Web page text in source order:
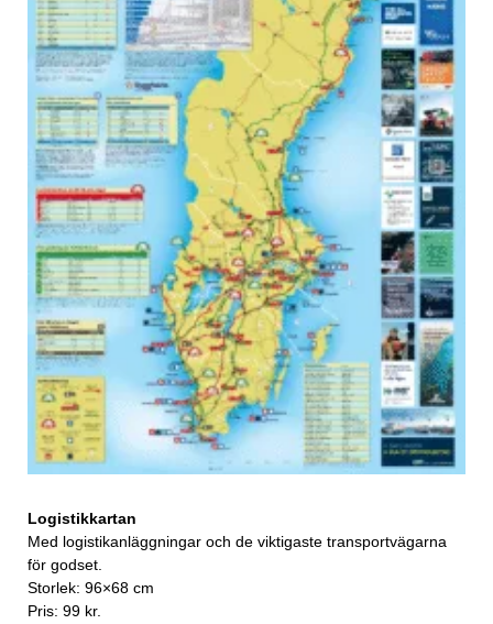
Logistikkartan
Med logistikanläggningar och de viktigaste transportvägarna
för godset.
Storlek: 96×68 cm
Pris: 99 kr.